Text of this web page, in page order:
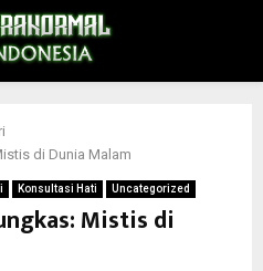
di Dunia Malam
Konsultasi Hati Uncategorized
Mistis di